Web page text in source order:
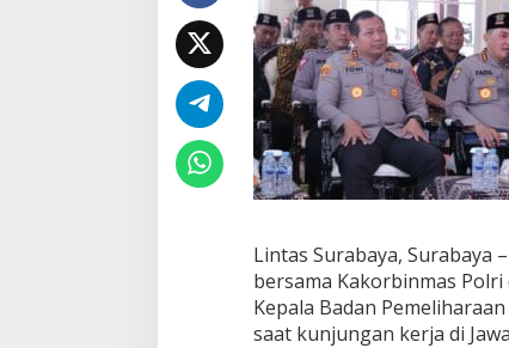
o
l
d
a
J
a
t
m
K
b
h
a
r
Lintas Surabaya, Surabaya
bersama Kakorbinmas Polri
Kepala Badan
saat kunjungan kerja di